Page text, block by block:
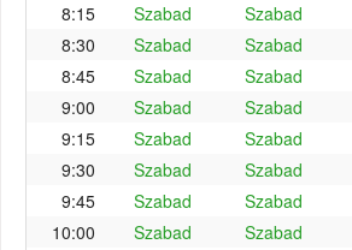
8:15
Szabad Szabad
8:30
Szabad Szabad
8:45
Szabad Szabad
9:00
Szabad Szabad
9:15
Szabad Szabad
9:30
Szabad Szabad
9:45
Szabad Szabad
10:00
Szabad Szabad